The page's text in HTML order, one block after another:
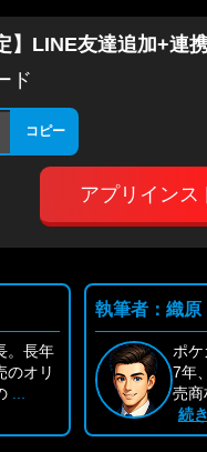
】LINE友達追加+連
ド
コピー
アプリインス
。長年
のオリ
...
執筆者：織
ポケ
7年
売商
続